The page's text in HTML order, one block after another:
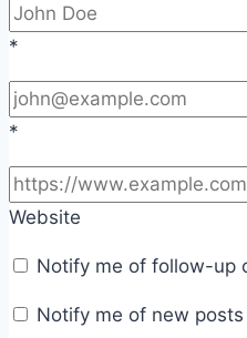
*
*
Website
Notify me of follow-up
Notify me of new